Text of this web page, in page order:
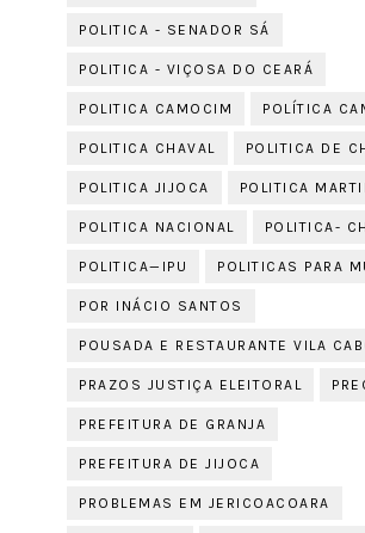
POLITICA - SENADOR SÁ
POLITICA - VIÇOSA DO CEARÁ
POLITICA CAMOCIM POLÍTICA
POLITICA CHAVAL POLITICA DE
POLITICA JIJOCA POLITICA
POLITICA NACIONAL POLITICA-
POLITICA—IPU POLITICAS PARA
POR INÁCIO SANTOS
POUSADA E RESTAURANTE VILA
PRAZOS JUSTIÇA ELEITORAL
PREFEITURA DE GRANJA
PREFEITURA DE JIJOCA
PROBLEMAS EM JERICOACOARA